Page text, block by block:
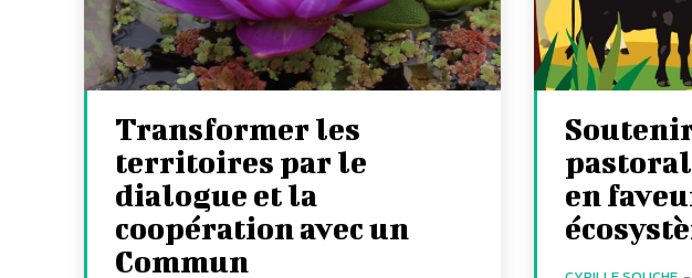
Transformer les
territoires par le
dialogue et la
coopération avec un
Commun
en